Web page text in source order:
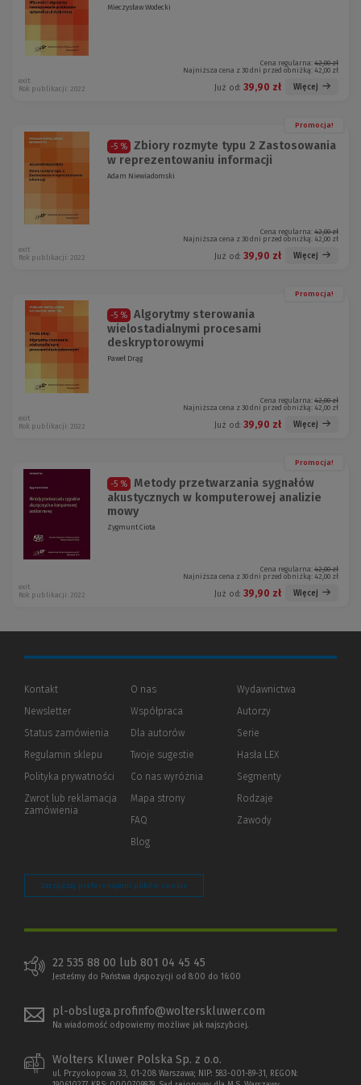
Mieczysław Wodecki
Cena regularna: 42,00 zł
Najniższa cena z 30 dni przed obniżką: 42,00 zł
Już od: 39,90 zł Więcej
exit
Rok publikacji: 2022
Promocja!
-5 %
Zbiory rozmyte typu 2 Zastosowania
w reprezentowaniu informacji
Adam Niewiadomski
Cena regularna: 42,00 zł
Najniższa cena z 30 dni przed obniżką: 42,00 zł
Już od: 39,90 zł Więcej
exit
Rok publikacji: 2022
Promocja!
-5 %
Algorytmy sterowania
wielostadialnymi procesami
deskryptorowymi
Paweł Drąg
Cena regularna: 42,00 zł
Najniższa cena z 30 dni przed obniżką: 42,00 zł
Już od: 39,90 zł Więcej
exit
Rok publikacji: 2022
Promocja!
-5 %
Metody przetwarzania sygnałów
akustycznych w komputerowej analizie
mowy
Zygmunt Ciota
Cena regularna: 42,00 zł
Najniższa cena z 30 dni przed obniżką: 42,00 zł
Już od: 39,90 zł Więcej
exit
Rok publikacji: 2022
Kontakt
Newsletter
Status zamówienia
Regulamin sklepu
Polityka prywatności (Nowe
(Link
innej
Zwrot lub reklamacja
zamówienia
O nas
Współpraca
Dla autorów(Nowe
(Link
innej
strony)
Twoje sugestie
Co nas wyróżnia
Mapa strony
FAQ
Blog
Wydawnictwa
Autorzy
Serie
Hasła LEX
Segmenty
Rodzaje
Zawody
Zarządzaj preferencjami plików cookie
22 535 88 00 lub 801 04 45 45
Jesteśmy do Państwa dyspozycji od 8:00 do 16:00
pl-obsluga.profinfo@wolterskluwer.com
Na wiadomość odpowiemy możliwe jak najszybciej.
Wolters Kluwer Polska Sp. z o.o.
ul. Przyokopowa 33, 01-208 Warszawa; NIP: 583-001-89-31, REGON: